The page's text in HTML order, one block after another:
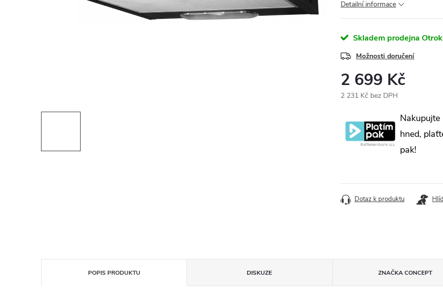
Detailní informace
Skladem prodejna
Možnosti doručení
2 699 Kč
2 231 Kč bez DPH
Nakupujte
hned,
pak!
Dotaz k produktu
POPIS PRODUKTU DISKUZE ZNAČKACONCEPT